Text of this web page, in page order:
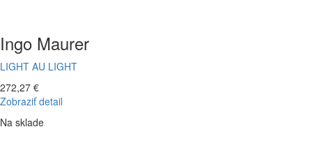
Ingo Maurer
LIGHT AU LIGHT
272,27 €
Zobraziť detail
Na sklade